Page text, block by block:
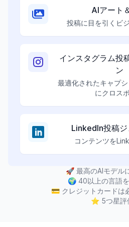
AIアート
投稿に目を引くビ
インスタグラム投
ン
最適化されたキャプ
にクロス
LinkedIn投稿ジ
コンテンツを
🚀 最高のAIモデル
🌍 40以上の言語
💳 クレジットカードは
⭐ 5つ星評